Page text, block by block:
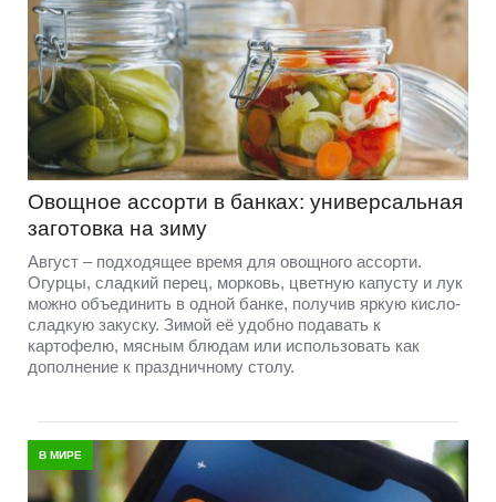
Овощное ассорти в банках: универсальная
заготовка на зиму
Август – подходящее время для овощного ассорти.
Огурцы, сладкий перец, морковь, цветную капусту и лук
можно объединить в одной банке, получив яркую кисло-
сладкую закуску. Зимой её удобно подавать к
картофелю, мясным блюдам или использовать как
дополнение к праздничному столу.
В МИРЕ